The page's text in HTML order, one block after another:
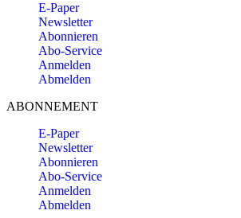
E-Paper
Newsletter
Abonnieren
Abo-Service
Anmelden
Abmelden
ABONNEMENT
E-Paper
Newsletter
Abonnieren
Abo-Service
Anmelden
Abmelden